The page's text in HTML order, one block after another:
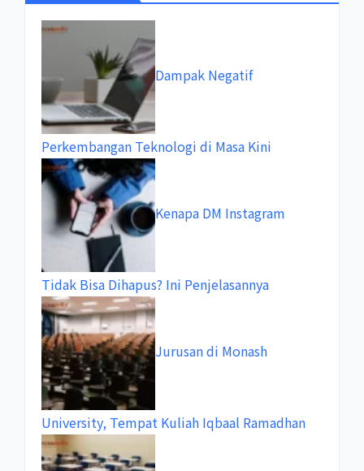
Dampak Negatif
Perkembangan Teknologi di Masa Kini
Kenapa DM Instagram
Tidak Bisa Dihapus? Ini Penjelasannya
Jurusan di Monash
University, Tempat Kuliah Iqbaal Ramadhan